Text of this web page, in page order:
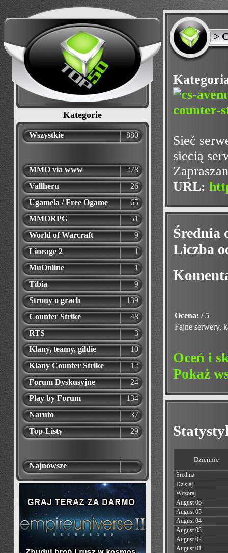
Kategorie
Wszystkie 880
MMO via www
278
Vallheru
26
Ugamela / Free Ogame
65
MMORPG
51
World of Warcraft
9
Lineage 2
1
MuOnline
1
Tibia
9
Strony o grach
139
Counter Strike
48
RTS
3
Klany, teamy, gildie
10
Klany Counter Strike
12
Forum Dyskusyjne
24
Play by Forum
134
Naruto
37
Top-Listy
29
Najnowsze
>
Sieć
siecią
URL:
Średnia
Liczba
Ocena: / 5
Fajne serwery,
Oceń i
Pokaż
Dziennie
Średnia
Dzisiaj
Wczoraj
August 06
August 05
August 04
August 03
August 02
August 01